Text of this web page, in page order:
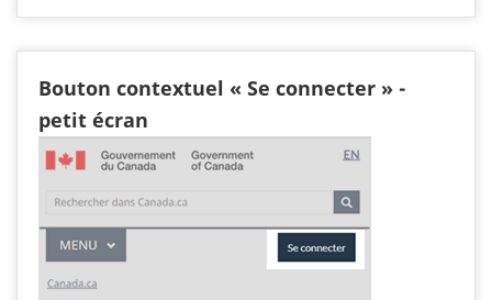
Bouton contextuel « Se connecter » -
petit écran